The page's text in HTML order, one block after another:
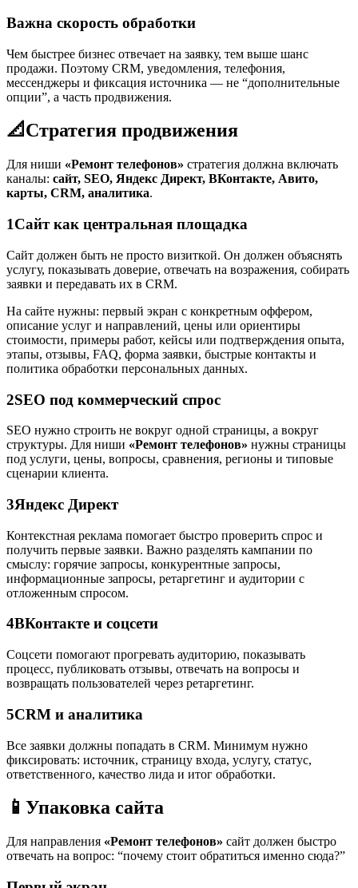
Важна скорость обработки
Чем быстрее бизнес отвечает на заявку, тем выше шанс
продажи. Поэтому CRM, уведомления, телефония,
мессенджеры и фиксация источника — не “дополнительные
опции”, а часть продвижения.
📐Стратегия продвижения
Для ниши «Ремонт телефонов» стратегия должна включать
каналы: сайт, SEO, Яндекс Директ, ВКонтакте, Авито,
карты, CRM, аналитика.
1Сайт как центральная площадка
Сайт должен быть не просто визиткой. Он должен объяснять
услугу, показывать доверие, отвечать на возражения, собирать
заявки и передавать их в CRM.
На сайте нужны: первый экран с конкретным оффером,
описание услуг и направлений, цены или ориентиры
стоимости, примеры работ, кейсы или подтверждения опыта,
этапы, отзывы, FAQ, форма заявки, быстрые контакты и
политика обработки персональных данных.
2SEO под коммерческий спрос
SEO нужно строить не вокруг одной страницы, а вокруг
структуры. Для ниши «Ремонт телефонов» нужны страницы
под услуги, цены, вопросы, сравнения, регионы и типовые
сценарии клиента.
3Яндекс Директ
Контекстная реклама помогает быстро проверить спрос и
получить первые заявки. Важно разделять кампании по
смыслу: горячие запросы, конкурентные запросы,
информационные запросы, ретаргетинг и аудитории с
отложенным спросом.
4ВКонтакте и соцсети
Соцсети помогают прогревать аудиторию, показывать
процесс, публиковать отзывы, отвечать на вопросы и
возвращать пользователей через ретаргетинг.
5CRM и аналитика
Все заявки должны попадать в CRM. Минимум нужно
фиксировать: источник, страницу входа, услугу, статус,
ответственного, качество лида и итог обработки.
📱 Упаковка сайта
Для направления «Ремонт телефонов» сайт должен быстро
отвечать на вопрос: “почему стоит обратиться именно сюда?”